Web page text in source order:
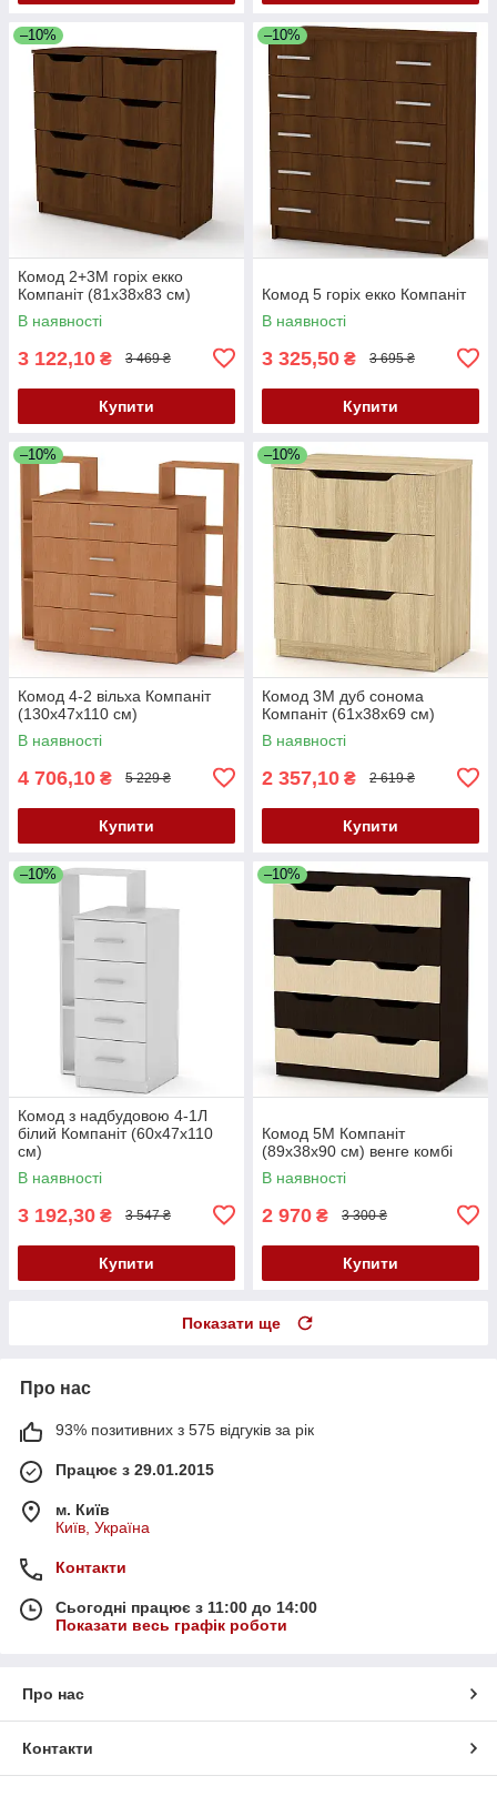
–10%
Комод 2+3М горіх екко
Компаніт (81х38х83 см)
В наявності
3 122,10 ₴ 3 469 ₴
Купити
–10%
Комод 5 горіх екко Компаніт
В наявності
3 325,50 ₴ 3 695 ₴
Купити
–10%
Комод 4-2 вільха Компаніт
(130х47х110 см)
В наявності
4 706,10 ₴ 5 229 ₴
Купити
–10%
Комод 3М дуб сонома
Компаніт (61х38х69 см)
В наявності
2 357,10 ₴ 2 619 ₴
Купити
–10%
Комод з надбудовою 4-1Л
білий Компаніт (60х47х110
см)
В наявності
3 192,30 ₴ 3 547 ₴
Купити
–10%
Комод 5М Компаніт
(89х38х90 см) венге комбі
В наявності
2 970 ₴ 3 300 ₴
Купити
Показати ще
Про нас
93% позитивних з 575 відгуків за рік
Працює з 29.01.2015
м. Київ
Київ, Україна
Контакти
Сьогодні працює з 11:00 до 14:00
Показати весь графік роботи
Про нас
Контакти